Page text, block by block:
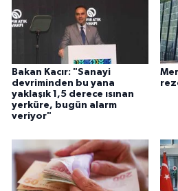
Bakan Kacır: "Sanayi
devriminden bu yana
yaklaşık 1,5 derece ısınan
yerküre, bugün alarm
veriyor"